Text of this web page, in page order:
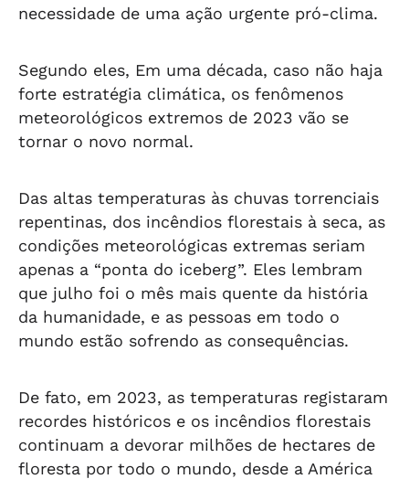
necessidade de uma ação urgente pró-clima.
Segundo eles, Em uma década, caso não haja
forte estratégia climática, os fenômenos
meteorológicos extremos de 2023 vão se
tornar o novo normal.
Das altas temperaturas às chuvas torrenciais
repentinas, dos incêndios florestais à seca, as
condições meteorológicas extremas seriam
apenas a “ponta do iceberg”. Eles lembram
que julho foi o mês mais quente da história
da humanidade, e as pessoas em todo o
mundo estão sofrendo as consequências.
De fato, em 2023, as temperaturas registaram
recordes históricos e os incêndios florestais
continuam a devorar milhões de hectares de
floresta por todo o mundo, desde a América